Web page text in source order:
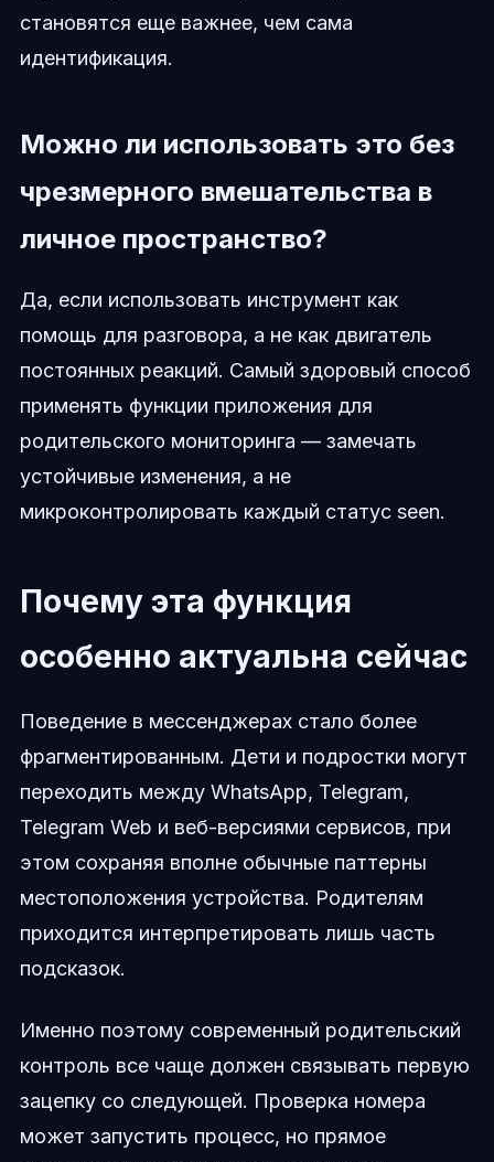
становятся еще важнее, чем сама
идентификация.
Можно ли использовать это без
чрезмерного вмешательства в
личное пространство?
Да, если использовать инструмент как
помощь для разговора, а не как двигатель
постоянных реакций. Самый здоровый способ
применять функции приложения для
родительского мониторинга — замечать
устойчивые изменения, а не
микроконтролировать каждый статус seen.
Почему эта функция
особенно актуальна сейчас
Поведение в мессенджерах стало более
фрагментированным. Дети и подростки могут
переходить между WhatsApp, Telegram,
Telegram Web и веб-версиями сервисов, при
этом сохраняя вполне обычные паттерны
местоположения устройства. Родителям
приходится интерпретировать лишь часть
подсказок.
Именно поэтому современный родительский
контроль все чаще должен связывать первую
зацепку со следующей. Проверка номера
может запустить процесс, но прямое